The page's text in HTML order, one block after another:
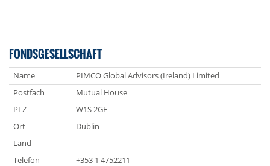
FONDSGESELLSCHAFT
Name
PIMCO Global Advisors (Ireland) Limited
Postfach
Mutual House
PLZ
W1S 2GF
Ort
Dublin
Land
Telefon
+353 1 4752211